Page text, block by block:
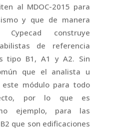
al MDOC-2015 para
y que de manera
Cypecad construye
de referencia
tipo B1, A1 y A2. Sin
que el analista u
módulo para todo
por lo que es
ejemplo, para las
que son edificaciones